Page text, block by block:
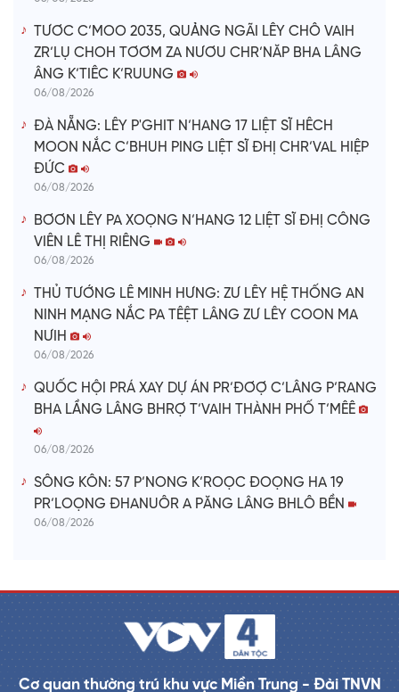
TƯƠC C’MOO 2035, QUẢNG NGÃI LÊY CHÔ VAIH
ZR’LỤ CHOH TƠƠM ZA NƯƠU CHR’NĂP BHA LÂNG
ÂNG K’TIÊC K’RUUNG
06/08/2026
ĐÀ NẴNG: LÊY P'GHIT N’HANG 17 LIỆT SĨ HÊCH
MOON NẮC C’BHUH PING LIỆT SĨ ĐHỊ CHR’VAL HIỆP
ĐỨC
06/08/2026
BƠƠN LÊY PA XOỌNG N’HANG 12 LIỆT SĨ ĐHỊ CÔNG
VIÊN LÊ THỊ RIÊNG
06/08/2026
THỦ TƯỚNG LÊ MINH HƯNG: ZƯ LÊY HỆ THỐNG AN
NINH MẠNG NẮC PA TÊỆT LÂNG ZƯ LÊY COON MA
NƯIH
06/08/2026
QUỐC HỘI PRÁ XAY DỰ ÁN PR’ĐƠỢ C’LÂNG P’RANG
BHA LẦNG LÂNG BHRỢ T’VAIH THÀNH PHỐ T’MÊÊ
06/08/2026
SÔNG KÔN: 57 P’NONG K’ROỌC ĐOỌNG HA 19
PR’LOỌNG ĐHANUÔR A PĂNG LÂNG BHLÔ BỀN
06/08/2026
Cơ quan thường trú khu vực Miền Trung - Đài TNVN